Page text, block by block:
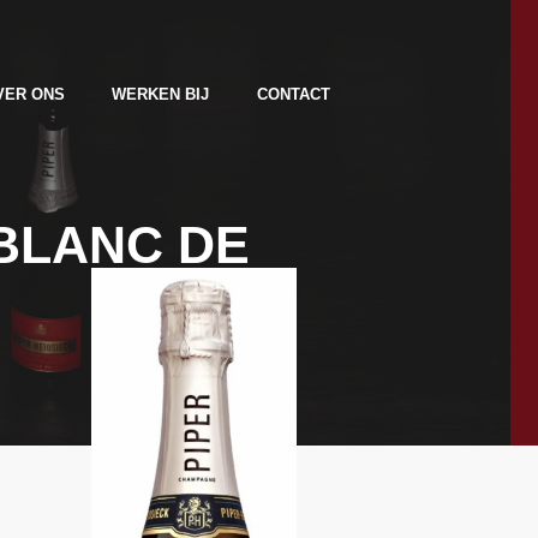
ONS WERKEN BIJ CONTACT
DE